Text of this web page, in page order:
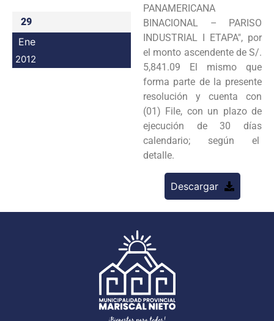
29
Ene
2012
PANAMERICANA
BINACIONAL – PARISO
INDUSTRIAL I ETAPA", por
el monto ascendente de S/.
5,841.09 El mismo que
forma parte de la presente
resolución y cuenta con
(01) File, con un plazo de
ejecución de 30 días
calendario; según el
detalle.
Descargar